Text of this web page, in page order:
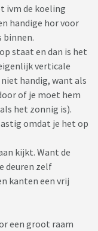
ivm de koeling
handige hor voor
binnen.
staat en dan is het
verticale
handig, want als
of je moet hem
het zonnig is).
omdat je het op
kijkt. Want de
deuren zelf
kanten een vrij
een groot raam